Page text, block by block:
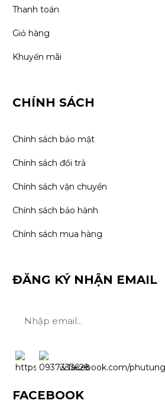
Thanh toán
Giỏ hàng
Khuyến mãi
CHÍNH SÁCH
Chính sách bảo mật
Chính sách đổi trả
Chính sách vận chuyển
Chính sách bảo hành
Chính sách mua hàng
ĐĂNG KÝ NHẬN EMAIL
FACEBOOK